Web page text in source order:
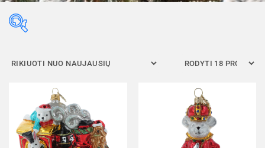
Autoriniai žaislai
Eglutės, dekoracijos ir priedai
Senoviniai žaislai